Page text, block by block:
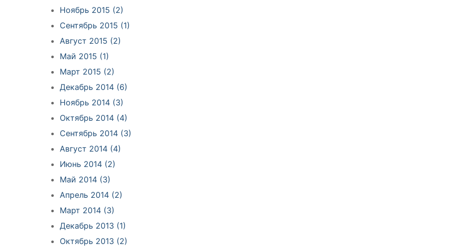
Ноябрь 2015 (2)
Сентябрь 2015 (1)
Август 2015 (2)
Май 2015 (1)
Март 2015 (2)
Декабрь 2014 (6)
Ноябрь 2014 (3)
Октябрь 2014 (4)
Сентябрь 2014 (3)
Август 2014 (4)
Июнь 2014 (2)
Май 2014 (3)
Апрель 2014 (2)
Март 2014 (3)
Декабрь 2013 (1)
Октябрь 2013 (2)